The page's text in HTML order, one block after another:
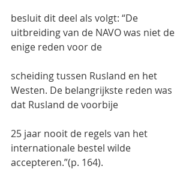
besluit dit deel als volgt: “De
uitbreiding van de NAVO was niet de
enige reden voor de
scheiding tussen Rusland en het
Westen. De belangrijkste reden was
dat Rusland de voorbije
25 jaar nooit de regels van het
internationale bestel wilde
accepteren.”(p. 164).